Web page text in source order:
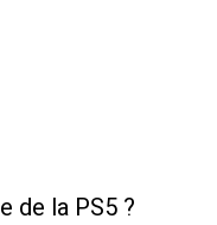
de la PS5 ?